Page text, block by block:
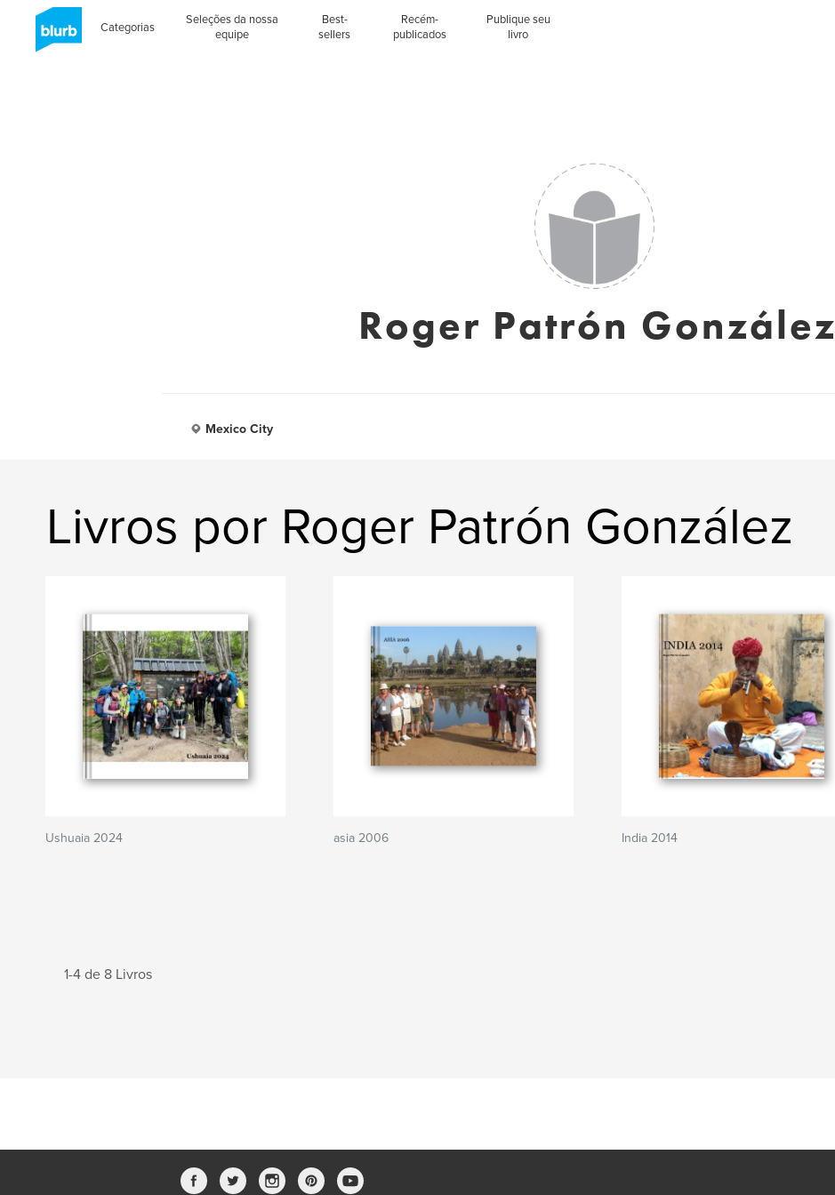
Categorias
Seleções da nossa
equipe
Best-
sellers
Recém-
publicados
Publique seu
livro
Roger Patrón González
Mexico City
Livros por Roger Patrón González
Ushuaia 2024 asia 2006 India 2014
1-4 de 8 Livros